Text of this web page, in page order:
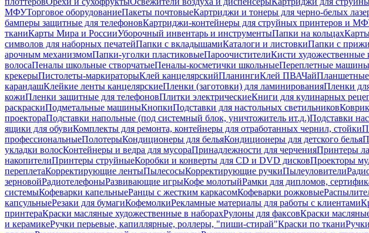
МФУТорговое оборудованиеПакеты почтовыеКартриджи и тонеры для черно-белых
бамперы защитные для телефоновКартриджи-контейнеры для струйных принтеров и
тканиКарты Мира и РоссииУборочный инвентарь и инструментыПапки на кольцах
символов для наборных печатейПапки с вкладышамиКаталоги и листовкиПапки с
арочным механизмомПапки-уголки пластиковыеПароочистителиКисти художественные
волосаПеналы школьные створчатыеПеналы-косметички школьныеПереплетные
крекерыПистолеты-маркираторыКлей канцелярскийПланингиКлей ПВАЧай
карандашКлейкие ленты канцелярскиеПленки (заготовки) для ламинированияПленки
кожиПленки защитные для телефоновПлитки электрическиеКниги для кулинарных
раскраскиПодметальные машиныКнопкиПодставки для настольных светильников
проектораПодставки напольные (под системный блок, уничтожитель ит.д.)Подставки
ящики для обувиКомплекты для ремонта, контейнеры для отработанных чернил, стойки
профессиональныеПолотерыКондиционеры для бельяКондиционеры для детского белья
укладки волосКонтейнеры и ведра для мусораПринадлежности для черченияПринтеры
накопителиПринтеры струйныеКоробки и конверты для CD и DVD дисковПроекторы
переплетаКорректирующие лентыПылесосыКорректирующие ручкиПылеуловители
зерновойРадиотелефоныРазвивающие игрыКофе молотыйРамки для дипломов,
системыКофеварки капельныеРанцы с жестким каркасомКофеварки рожковые
капсульныеРезаки для бумагиКофемолкиРекламные материалы для работы с клиентами
принтераКраски масляные художественные в наборахРулоны для факсовКраски
и керамикеРучки перьевые, капиллярные, роллеры, "пиши-стирай"Краски по ткани